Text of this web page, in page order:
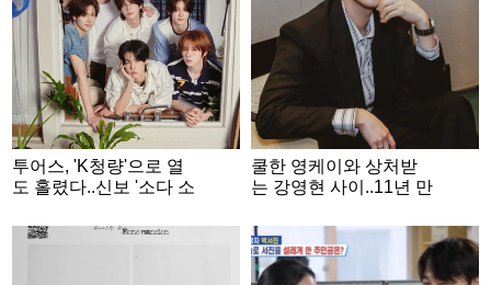
투어스, 'K청량'으로 열
도 홀렸다..신보 '소다 소
FOCUS]
쿨한 영케이와 상처받
는 강영현 사이..11년 만
FULL인터뷰]